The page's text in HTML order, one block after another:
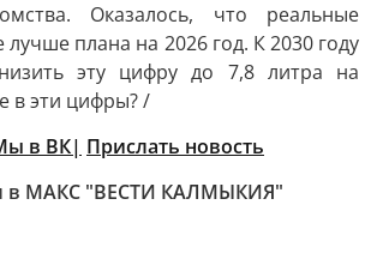
Оказалось, что реальные
лучше плана на 2026 год. К 2030 году
эту цифру до 7,8 литра на
в эти цифры? /
в ВК| Прислать новость
в МАКС "ВЕСТИ КАЛМЫКИЯ"